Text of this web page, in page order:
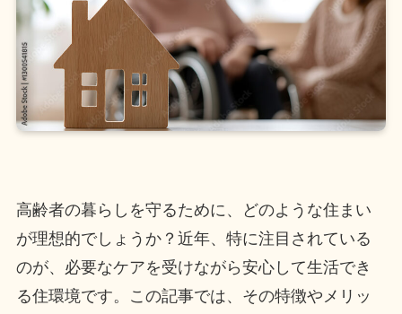
高齢者の暮らしを守るために、どのような住まい
が理想的でしょうか？近年、特に注目されている
のが、必要なケアを受けながら安心して生活でき
る住環境です。この記事では、その特徴やメリッ